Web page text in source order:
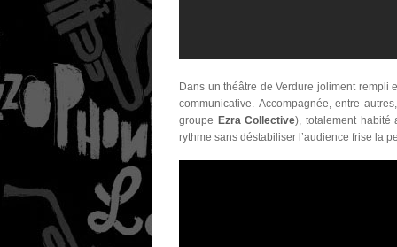
Dans un théâtre de Verdure joliment rempli
communicative. Accompagnée, entre
groupe Ezra Collective), totalement
rythme sans déstabiliser l’audience frise la